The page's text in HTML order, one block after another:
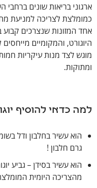
ארגוני בריאות שונים ברחבי
כמומלצת לצריכה למניעת
אחד המזונות שנצרכים קבוע
היוגורט, והמקומיים
מוגש לצד מנות עיקריות
ומתוקות.
למה כדאי להוסיף
גרם חלבון !
מהצריכה היומית המומלצת